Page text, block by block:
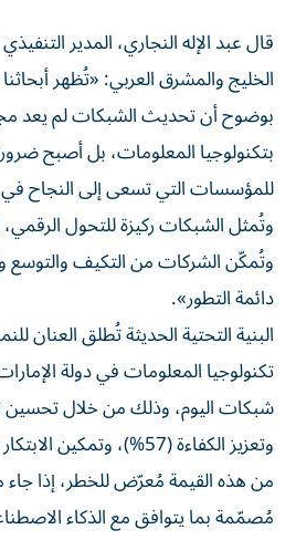
قال عبد الإله النجاري، المدير
الخليج والمشرق العربي: «تُظهر
بوضوح أن تحديث الشبكات لم يعد
بتكنولوجيا المعلومات، بل أصبح
للمؤسسات التي تسعى إلى النجاح
وتُمثل الشبكات ركيزة للتحول
وتُمكّن الشركات من التكيف والتوسع
دائمة التطور».
البنية التحتية الحديثة تُطلق العنان
تكنولوجيا المعلومات في دولة
من هذه القيمة مُعرّض للخطر، إذا جاء
مُصمّمة بما يتوافق مع الذكاء